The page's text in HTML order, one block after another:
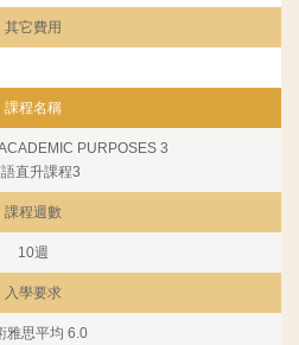
其它費用
課程名稱
PURPOSES 3
直升課程3
課程週數
10週
入學要求
雅思平均 6.0